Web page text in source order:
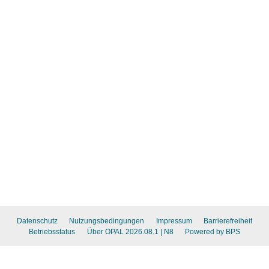
Datenschutz Nutzungsbedingungen Impressum
Barrierefreiheit
Betriebsstatus
Über OPAL 2026.08.1 | N8 Powered by BPS